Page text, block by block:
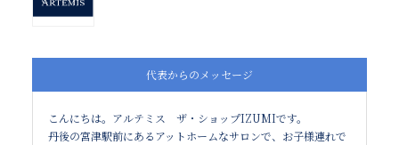
代表からのメッセージ
こんにちは。アルテミス ザ・ショップIZUMIです。
丹後の宮津駅前にあるアットホームなサロンで、お子様連れで